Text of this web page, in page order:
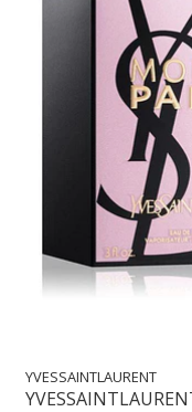
YVESSAINTLAURENT